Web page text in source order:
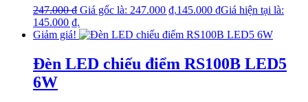
247.000₫ Giá gốc là: 247.000 ₫.145.000 ₫Giá hiện tại là:
145.000 ₫.
Giảm giá!
Đèn LED chiếu điểm RS100B LED5
6W